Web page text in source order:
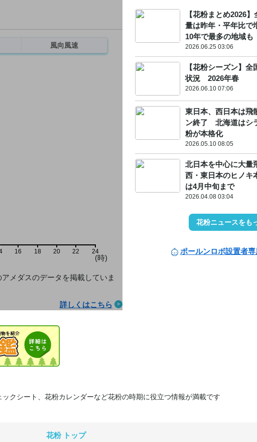
風向風速
16 18 20 22 24
(時)
メダスのデータを掲載していま
詳しくはこちら
【花粉まとめ2026
量は昨年・平年比で
10年で最多の地域も
2026.06.25 03:06
【花粉シーズン】全
状況 2026年春
2026.06.10 07:06
東日本、西日本は飛
ン終了 北海道はシ
粉が本格化
2026.05.10 08:05
北日本を中心に大
西・東日本のヒノキ
は4月中旬まで
2026.04.08 03:04
花粉ニュースをも
ポールンロボ設置者専
クシート、花粉カレンダーなど花粉の時期に役立つ情報が満載です
花粉 トップ